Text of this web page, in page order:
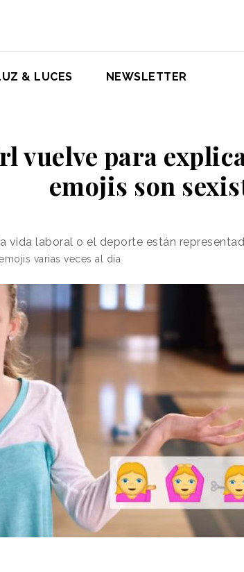
& LUCES NEWSLETTER
vuelve para
emojis son
vida laboral o el deporte están
varias veces al día